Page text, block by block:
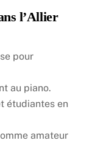
l’Allier
pour
au piano.
étudiantes en
amateur